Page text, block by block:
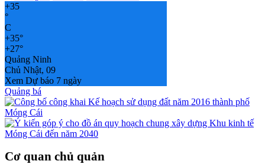
+35
°
C
+35°
+27°
Quảng Ninh
Chủ Nhật, 09
Xem Dự báo 7 ngày
Quảng bá
Cơ quan chủ quản